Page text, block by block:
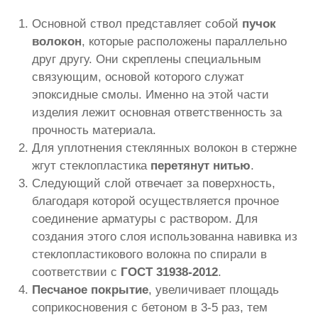
Основной ствол представляет собой пучок
волокон, которые расположены параллельно
друг другу. Они скреплены специальным
связующим, основой которого служат
эпоксидные смолы. Именно на этой части
изделия лежит основная ответственность за
прочность материала.
Для уплотнения стеклянных волокон в стержне
жгут стеклопластика перетянут нитью.
Следующий слой отвечает за поверхность,
благодаря которой осуществляется прочное
соединение арматуры с раствором. Для
создания этого слоя использованна навивка из
стеклопластикового волокна по спирали в
соответствии с ГОСТ 31938-2012.
Песчаное покрытие, увеличивает площадь
соприкосновения с бетоном в 3-5 раз, тем